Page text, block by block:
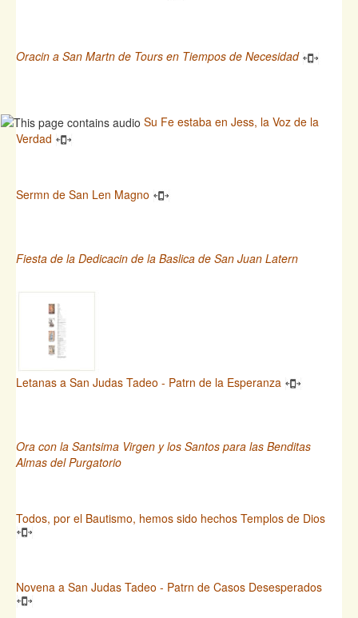
Oracin a San Martn de Tours en Tiempos de Necesidad
Su Fe estaba en Jess, la Voz de la
Verdad
Sermn de San Len Magno
Fiesta de la Dedicacin de la Baslica de San Juan Latern
Letanas a San Judas Tadeo - Patrn de la Esperanza
Ora con la Santsima Virgen y los Santos para las Benditas
Almas del Purgatorio
Todos, por el Bautismo, hemos sido hechos Templos de Dios
Novena a San Judas Tadeo - Patrn de Casos Desesperados